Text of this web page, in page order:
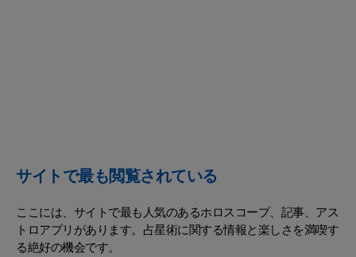
サイトで最も閲覧されている
ここには、サイトで最も人気のあるホロスコープ、記事、アス
トロアプリがあります。占星術に関する情報と楽しさを満喫す
る絶好の機会です。